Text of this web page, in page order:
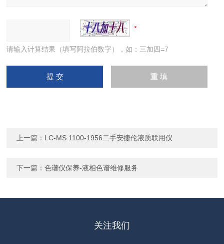
请输入计算结果（填写阿拉伯数字），如：三加四=7
上一篇： LC-MS 1100-1956二手安捷伦液质联用仪
下一篇：色谱仪保养-液相色谱维修服务
关注我们